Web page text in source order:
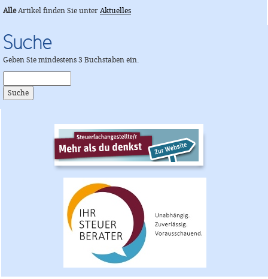
AlleArtikel finden Sie unterAktuelles
Suche
Geben Sie mindestens 3 Buchstaben ein.